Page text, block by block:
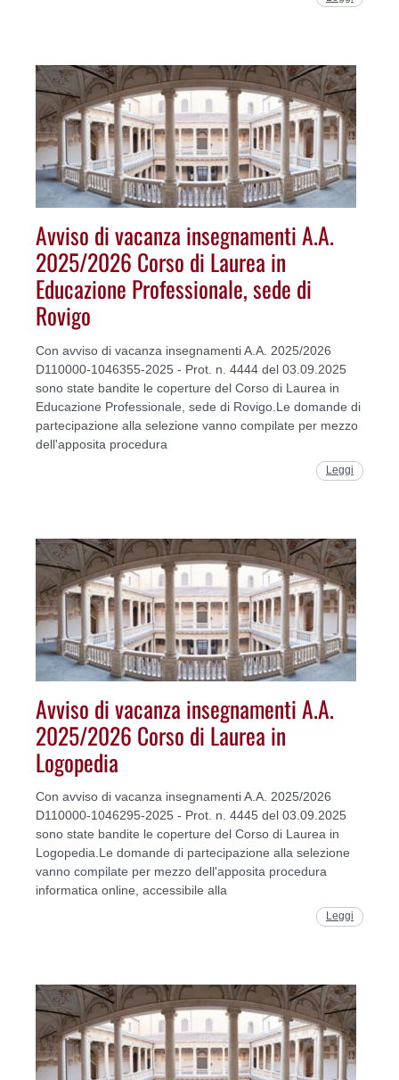
Avviso di vacanza insegnamenti A.A.
2025/2026 Corso di Laurea in
Educazione Professionale, sede di
Rovigo
Con avviso di vacanza insegnamenti A.A. 2025/2026
D110000-1046355-2025 - Prot. n. 4444 del 03.09.2025
sono state bandite le coperture del Corso di Laurea in
Educazione Professionale, sede di Rovigo.Le domande di
partecipazione alla selezione vanno compilate per mezzo
dell'apposita procedura
Leggi
Avviso di vacanza insegnamenti A.A.
2025/2026 Corso di Laurea in
Logopedia
Con avviso di vacanza insegnamenti A.A. 2025/2026
D110000-1046295-2025 - Prot. n. 4445 del 03.09.2025
sono state bandite le coperture del Corso di Laurea in
Logopedia.Le domande di partecipazione alla selezione
vanno compilate per mezzo dell'apposita procedura
informatica online, accessibile alla
Leggi